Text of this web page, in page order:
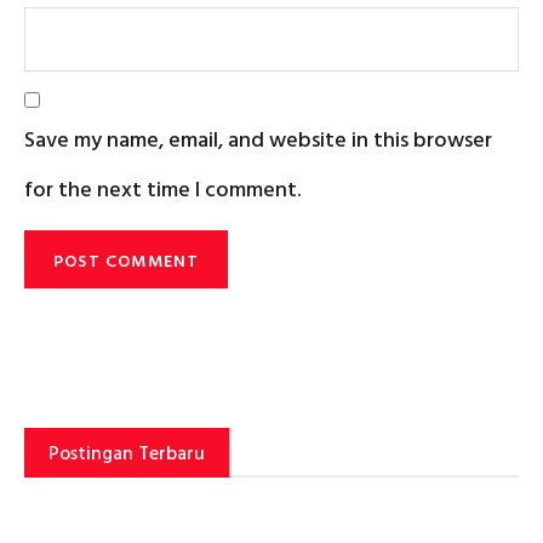
Save my name, email, and website in this browser
for the next time I comment.
Postingan Terbaru